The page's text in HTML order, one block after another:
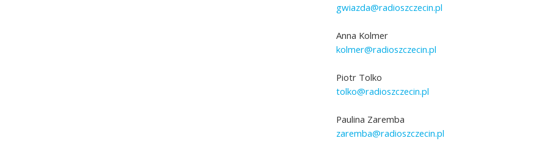
gwiazda@radioszczecin.pl
Anna Kolmer
kolmer@radioszczecin.pl
Piotr Tolko
tolko@radioszczecin.pl
Paulina Zaremba
zaremba@radioszczecin.pl